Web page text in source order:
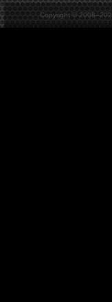
Copyright © 2008–